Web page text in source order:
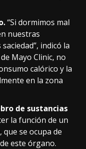
“Si dormimos mal
nuestras
indicó la
Mayo Clinic, no
calórico y la
en la zona
de sustancias
la función de un
se ocupa de
este órgano.